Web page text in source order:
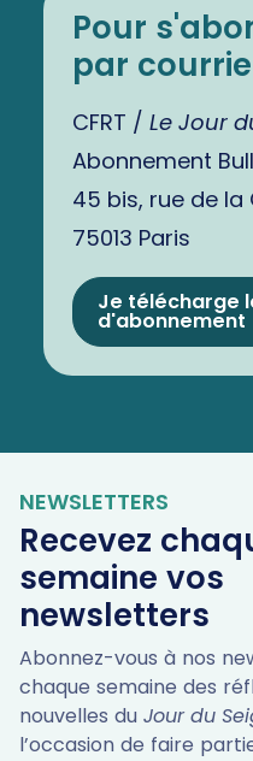
Pour
par
CFRT / Le Jour
Abonnement
45 bis, rue de la
75013 Paris
Je télécharge
d'abonnement
NEWSLETTERS
Recevez
semaine vos
newsletters
Abonnez-vous à nos
chaque semaine des
nouvelles du Jour du
l’occasion de faire